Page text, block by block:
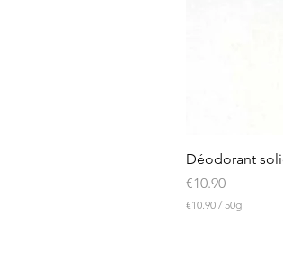
Déodorant
Price
€10.90
€10.90 / 50g